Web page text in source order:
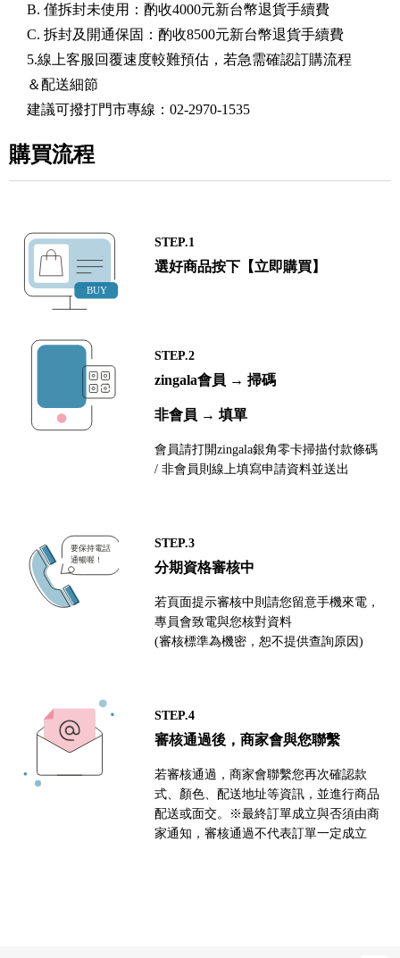
B. 僅拆封未使用：酌收4000元新台幣退貨手續費
C. 拆封及開通保固：酌收8500元新台幣退貨手續費
5.線上客服回覆速度較難預估，若急需確認訂購流程
＆配送細節
建議可撥打門市專線：02-2970-1535
購買流程
STEP.1
選好商品按下【立即購買】
STEP.2
zingala會員 → 掃碼
非會員 → 填單
會員請打開zingala銀角零卡掃描付款條碼
/ 非會員則線上填寫申請資料並送出
STEP.3
分期資格審核中
若頁面提示審核中則請您留意手機來電，
專員會致電與您核對資料
(審核標準為機密，恕不提供查詢原因)
STEP.4
審核通過後，商家會與您聯繫
若審核通過，商家會聯繫您再次確認款
式、顏色、配送地址等資訊，並進行商品
配送或面交。※最終訂單成立與否須由商
家通知，審核通過不代表訂單一定成立